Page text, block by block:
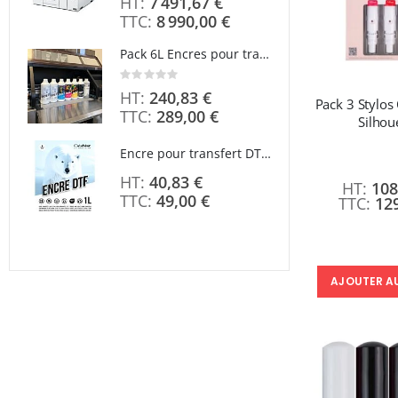
Pack 3
AJOUTER
8 990,00 €
Pack 6L Encres pour transfert DTF avec solution de nettoyage
Rating:
0%
289,00 €
240,83 €
Encre pour transfert DTF - 2eme Génération - Blanc - 1L
49,00 €
40,83 €
À